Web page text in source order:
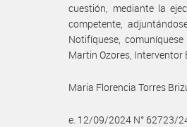
cuestión, mediante la
competente,
Notifíquese,
Martin Ozores, Interventor
Maria Florencia Torres
e. 12/09/2024 N° 62723/